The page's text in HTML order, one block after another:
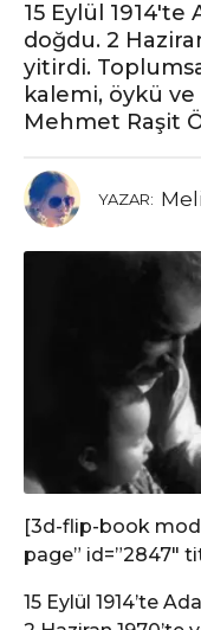
15 Eylül 1914'te
doğdu. 2
yitirdi.
kalemi, öykü ve
Mehmet Raşit
YAZAR:
[3d-flip-book
page” id=”2847″
15 Eylül 1914’te